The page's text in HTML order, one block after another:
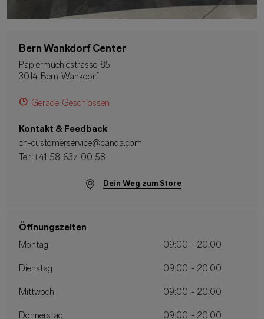
Bern Wankdorf Center
Papiermuehlestrasse 85
3014 Bern Wankdorf
Gerade Geschlossen
Kontakt & Feedback
ch-customerservice@canda.com
Tel: +41 58 637 00 58
Dein Weg zum Store
Öffnungszeiten
Montag
09:00 - 20:00
Dienstag 09:00 - 20:00
Mittwoch 09:00 - 20:00
Donnerstag 09:00 - 20:00